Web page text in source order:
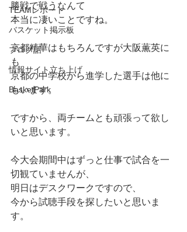
TEAMレポート
バスケット掲示板
ブログ話
情報サイト立ち上げ
BasketPark
勝戦で戦うなんて
本当に凄いことですね。
京都精華はもちろんですが大阪薫英に
も
京都の中学校から進学した選手は他に
もいます。
ですから、両チームとも頑張って欲し
いと思います。
今大会期間中はずっと仕事で試合を一
切観ていませんが、
明日はデスクワークですので、
今から試聴手段を探したいと思いま
す。